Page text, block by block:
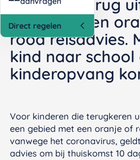
Direct regelen
kinderen terug
land met een
rood reisadvies.
kind naar
kinderopvang
Voor kinderen die terugkeren
een gebied met een oranje of
vanwege het coronavirus,
advies om bij thuiskomst 10